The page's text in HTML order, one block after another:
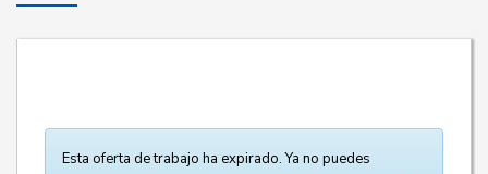
Esta oferta de trabajo ha expirado. Ya no puedes